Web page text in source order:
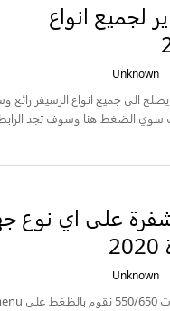
لجميع انواع
Unknown
الى جميع انواع الرسيفر رائع
سوي الضغط هنا وسوف تجد الرابط
على اي نوع
Unknown